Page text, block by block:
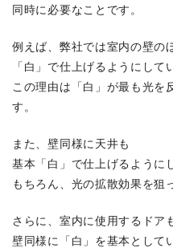
同時に必要なことです。
例えば、弊社では室内の壁の
「白」で仕上げるようにして
この理由は「白」が最も光を
す。
また、壁同様に天井も
基本「白」で仕上げるように
もちろん、光の拡散効果を狙
さらに、室内に使用するドア
壁同様に「白」を基本として